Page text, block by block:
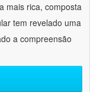
mais rica, composta
tem revelado uma
a compreensão